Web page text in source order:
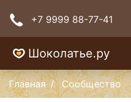
+7 9999 88-77-41
Шоколатье.ру
Главная Сообщество